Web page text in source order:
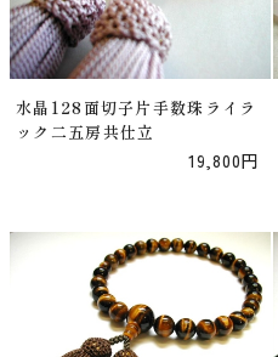
水晶128面切子片手数珠ライラ
ック二五房共仕立
19,800円